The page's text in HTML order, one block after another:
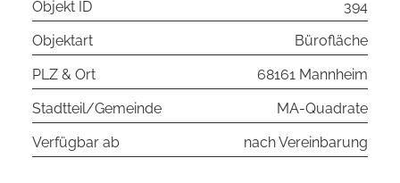
Objekt ID
394
Objektart
Bürofläche
PLZ & Ort
68161 Mannheim
Stadtteil/Gemeinde
MA-Quadrate
Verfügbar ab
nach Vereinbarung